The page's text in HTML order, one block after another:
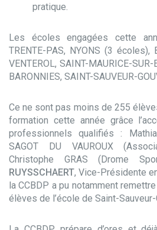
pratique.
Les écoles engagées cette
TRENTE-PAS, NYONS (3 écoles),
VENTEROL, SAINT-MAURICE-SUR-
BARONNIES, SAINT-SAUVEUR-
Ce ne sont pas moins de 255
formation cette année grâce
professionnels qualifiés :
SAGOT DU VAUROUX
Christophe GRAS (Drome
RUYSSCHAERT, Vice-Présidente
la CCBDP a pu notamment
élèves de l’école de Saint-